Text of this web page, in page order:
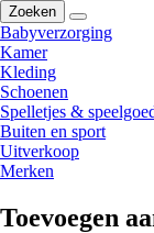
Zoeken
Babyverzorging
Kamer
Kleding
Schoenen
Spelletjes &
Buiten en sport
Uitverkoop
Merken
Toevoegen